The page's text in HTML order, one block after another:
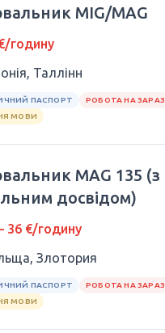
MIG/MAG
годину
Таллінн
ПАСПОРТ РОБОТА НА ЗАРАЗ
МОВИ
MAG 135 (з
досвідом)
36 €/годину
Злотория
ПАСПОРТ РОБОТА НА ЗАРАЗ
МОВИ